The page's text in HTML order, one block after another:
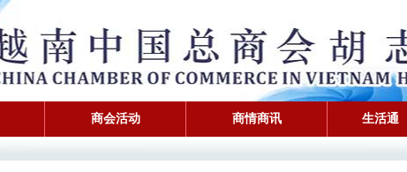
商会活动 商情商讯 生活通